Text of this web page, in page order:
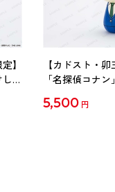
】
【カドスト・
「名探偵コナ
5,500 円